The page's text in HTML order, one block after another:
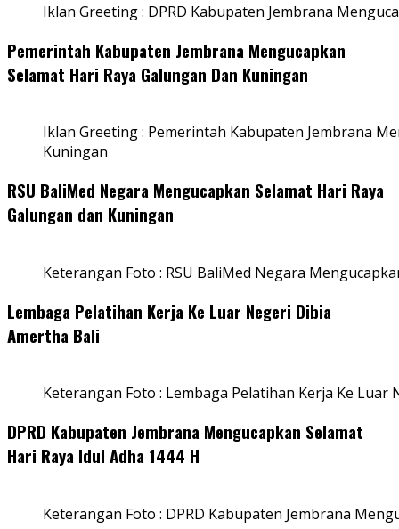
Iklan Greeting : DPRD Kabupaten Jembrana
Pemerintah Kabupaten Jembrana Mengucapkan
Selamat Hari Raya Galungan Dan Kuningan
Iklan Greeting : Pemerintah Kabupaten Jembrana
Kuningan
RSU BaliMed Negara Mengucapkan Selamat Hari Raya
Galungan dan Kuningan
Keterangan Foto : RSU BaliMed Negara
Lembaga Pelatihan Kerja Ke Luar Negeri Dibia
Amertha Bali
Keterangan Foto : Lembaga Pelatihan Kerja Ke Luar
DPRD Kabupaten Jembrana Mengucapkan Selamat
Hari Raya Idul Adha 1444 H
Keterangan Foto : DPRD Kabupaten Jembrana